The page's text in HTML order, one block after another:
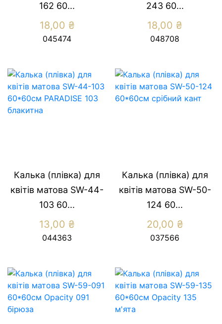
162 60...
18,00 ₴
045474
243 60...
18,00 ₴
048708
Калька (плівка) для
квітів матова SW-44-
103 60...
13,00 ₴
044363
Калька (плівка) для
квітів матова SW-50-
124 60...
20,00 ₴
037566